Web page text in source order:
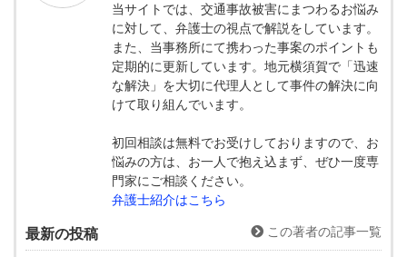
当サイトでは、交通事故被害にまつわるお悩み
に対して、弁護士の視点で解説をしています。
また、当事務所にて携わった事案のポイントも
定期的に更新しています。地元横須賀で「迅速
な解決」を大切に代理人として事件の解決に向
けて取り組んでいます。
初回相談は無料でお受けしておりますので、お
悩みの方は、お一人で抱え込まず、ぜひ一度専
門家にご相談ください。
弁護士紹介はこちら
最新の投稿 この著者の記事一覧